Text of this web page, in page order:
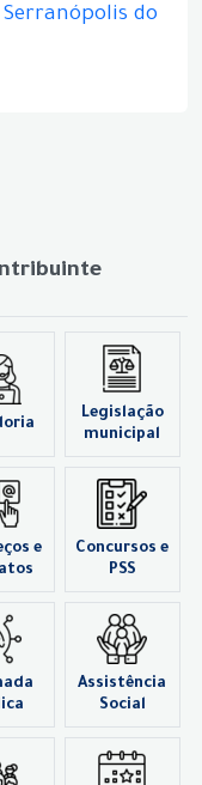
do
Legislação
municipal
e
Concursos e
PSS
Assistência
Social